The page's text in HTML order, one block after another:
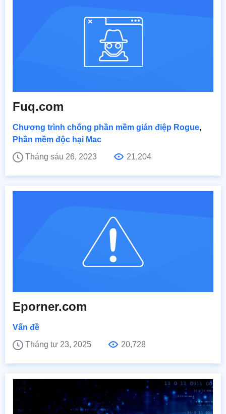
Fuq.com
Chương trình chống phần mềm gián điệp Rogue,
Phần mềm độc hại Mac
Tháng sáu 26, 2023
21,204
Eporner.com
Vấn đề
Tháng tư 23, 2025
20,728